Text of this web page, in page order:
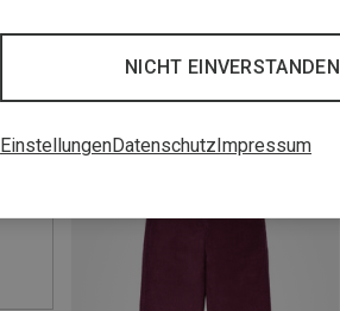
NICHT EINVERSTANDEN
EinstellungenDatenschutzImpressum